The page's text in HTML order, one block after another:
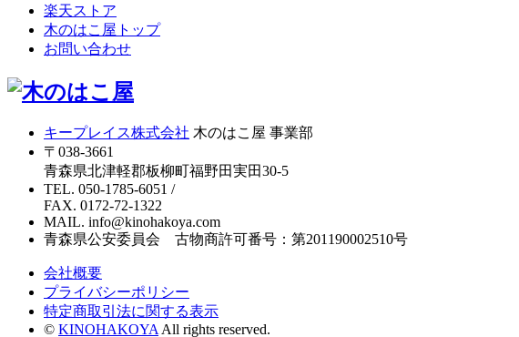
楽天ストア
木のはこ屋トップ
お問い合わせ
キープレイス株式会社 木のはこ屋 事業部
〒038-3661
青森県北津軽郡板柳町福野田実田30-5
TEL. 050-1785-6051 /
FAX. 0172-72-1322
MAIL. info@kinohakoya.com
青森県公安委員会 古物商許可番号：第201190002510号
会社概要
プライバシーポリシー
特定商取引法に関する表示
© KINOHAKOYAAll rights reserved.